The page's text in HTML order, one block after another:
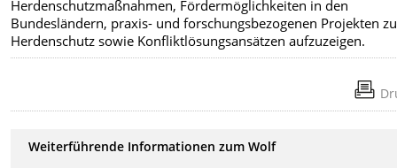
Herdenschutzmaßnahmen, Fördermöglichkeiten in den
Bundesländern, praxis- und forschungsbezogenen Projekten
Herdenschutz sowie Konfliktlösungsansätzen aufzuzeigen.
Weiterführende Informationen zum Wolf